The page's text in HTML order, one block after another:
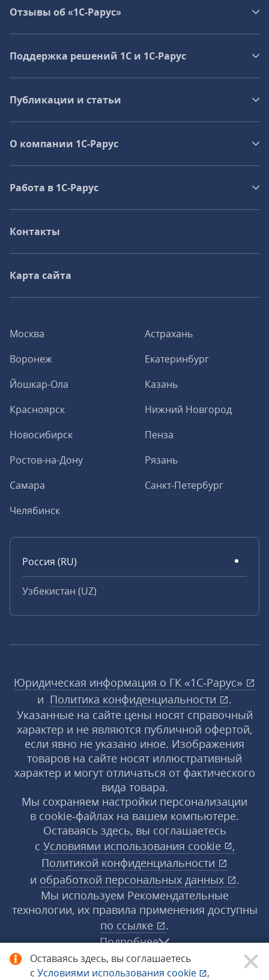
Оставаясь здесь, вы соглашаетесь
с Условиями использования cookie ,
Москва
Астрахань
Воронеж
Екатеринбург
Йошкар-Ола
Казань
Красноярск
Нижний Новгород
Новосибирск
Пенза
Ростов-на-Дону
Рязань
Самара
Санкт-Петербург
Челябинск
Россия (RU)
Узбекистан (UZ)
Отзывы об «1С-Рарус»
Поддержка решений 1С и 1С‑Рарус
Публикации и статьи
О компании 1C-Рарус
Работа в 1С‑Рарус
Контакты
Карта сайта
Юридическая информация о ГК «1С‑Рарус»
и Политика конфиденциальности
.
Указанные на сайте цены носят справочный
характер и не являются публичной офертой,
если явно не указано иное. Изображения
товаров на сайте носят иллюстративный
характер и могут отличаться от фактического
вида товара.
Мы сохраняем настройки персонализации
в cookie‑файлах на вашем компьютере.
Оставаясь здесь, вы соглашаетесь
с Условиями использования cookie
,
Политикой конфиденциальности
и обработкой персональных данных
.
Мы используем Рекомендательные
технологии, их правила применения доступны
по ссылке
.
Подробнее